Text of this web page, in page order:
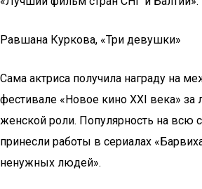
Равшана Куркова, «Три девушки»
Сама актриса получила награду на
фестивале «Новое кино XXI века» за
женской роли. Популярность на всю
принесли работы в сериалах
ненужных людей».